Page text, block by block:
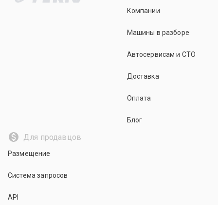
Компании
Машины в разборе
Автосервисам и СТО
Доставка
Оплата
Блог
Для продавцов
Размещение
Система запросов
API